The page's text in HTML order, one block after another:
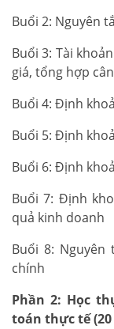
Buổi 2: Nguyên
Buổi 3: Tài
giá, tổng hợp
Buổi 4: Định
Buổi 5: Định
Buổi 6: Định
Buổi 7: Định
quả kinh doanh
Buổi 8:
chính
Phần 2: Học
toán thực tế